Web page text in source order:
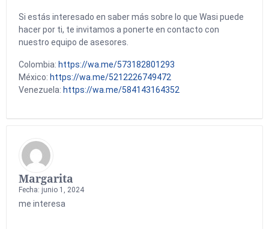
Si estás interesado en saber más sobre lo que Wasi puede
hacer por ti, te invitamos a ponerte en contacto con
nuestro equipo de asesores.
Colombia: https://wa.me/573182801293
México: https://wa.me/5212226749472
Venezuela: https://wa.me/584143164352
Margarita
Fecha: junio 1, 2024
me interesa